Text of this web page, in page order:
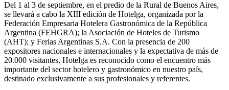
Del 1 al 3 de septiembre, en el predio de la Rural de Buenos Aires,
se llevará a cabo la XIII edición de Hotelga, organizada por la
Federación Empresaria Hotelera Gastronómica de la República
Argentina (FEHGRA); la Asociación de Hoteles de Turismo
(AHT); y Ferias Argentinas S.A. Con la presencia de 200
expositores nacionales e internacionales y la expectativa de más de
20.000 visitantes, Hotelga es reconocido como el encuentro más
importante del sector hotelero y gastronómico en nuestro país,
destinado exclusivamente a sus profesionales y referentes.